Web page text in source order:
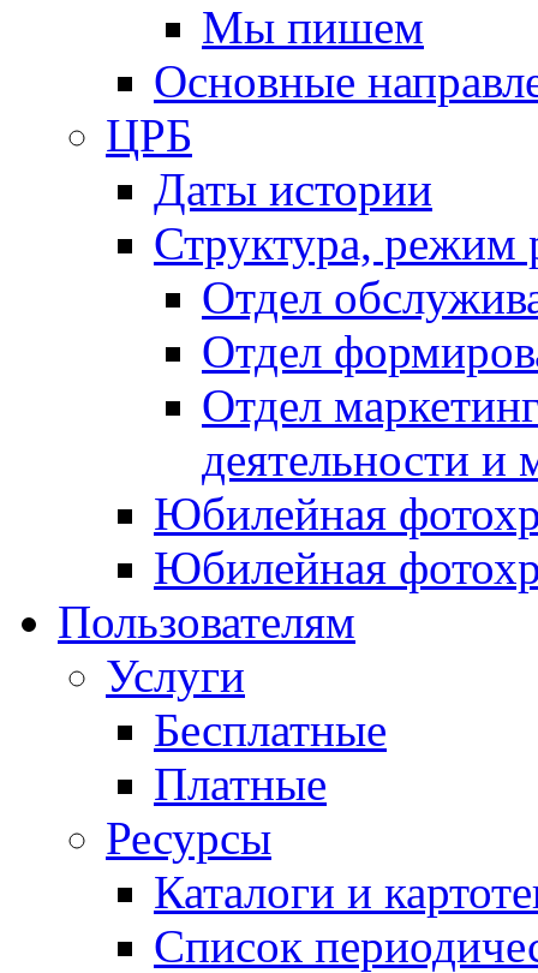
Мы пишем
Основные
ЦРБ
Даты истории
Структура, режим
Отдел
Отдел
Отдел
деятельности и
Юбилейная
Юбилейная
Пользователям
Услуги
Бесплатные
Платные
Ресурсы
Каталоги и
Список